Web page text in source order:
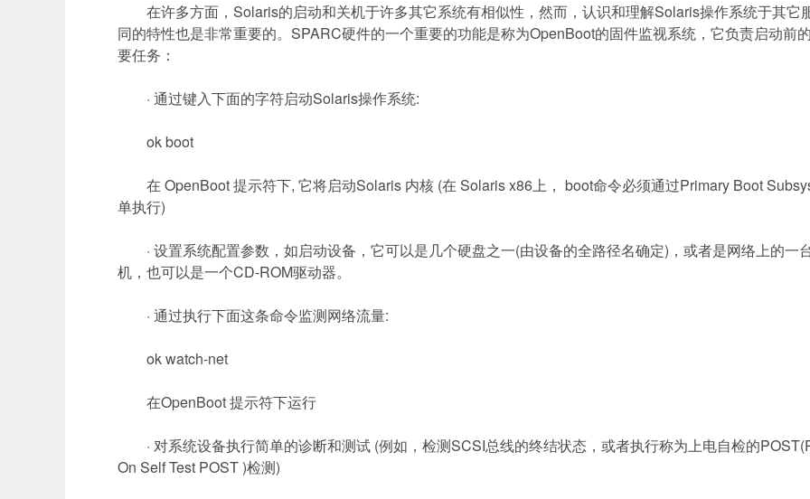
在许多方面， Solaris的启动和关机于许多其它系统有相似性，然而，认识和理解Solaris操作系统于其它
同的特性也是非常重要的。 SPARC硬件的一个重要的功能是称为OpenBoot的固件监视系统，它负责启动前
要任务：
· 通过键入下面的字符启动Solaris操作系统:
ok boot
在 OpenBoot提示符下, 它将启动Solaris 内核 (在 Solaris x86上， boot命令必须通过Primary Boot
单执行)
· 设置系统配置参数，如启动设备，它可以是几个硬盘之一(由设备的全路径名确定) ，或者是网络上的一
机，也可以是一个CD-ROM驱动器。
· 通过执行下面这条命令监测网络流量:
ok watch-net
在OpenBoot提示符下运行
· 对系统设备执行简单的诊断和测试 (例如，检测SCSI总线的终结状态，或者执行称为上电自检的
On Self Test POST )检测)